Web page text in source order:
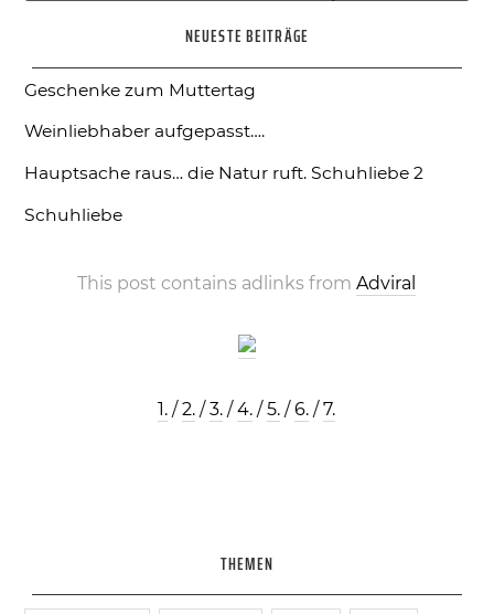
NEUESTE BEITRÄGE
Geschenke zum Muttertag
Weinliebhaber aufgepasst….
Hauptsache raus… die Natur ruft. Schuhliebe 2
Schuhliebe
This post contains adlinks fromAdviral
1. /2. /3. /4. /5. /6. /7.
THEMEN